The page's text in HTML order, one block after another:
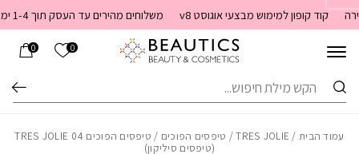
Skip to Content
קוד קופון למימוש מבצעי אוגוסט v8 משלוחים מהירים עד העסק תוך 1-4 ימי עסקים. משלוחים חינם מעל 399 שקלים חדש באתר! ניתן לשלם במזומן לשליח בעת המסירה
0 הרשימה
0
חיפוש
עמוד הבית /
TRES JOLIE
/ טיפסים הפוכים
/ טיפסים הפוכים 04 TRES JOLIE
(טיפסים סיליקון)
בחזרה למעלה